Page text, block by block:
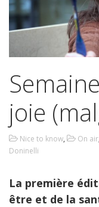
joie
Nice to know, On air
Doninelli
La première
être et de la